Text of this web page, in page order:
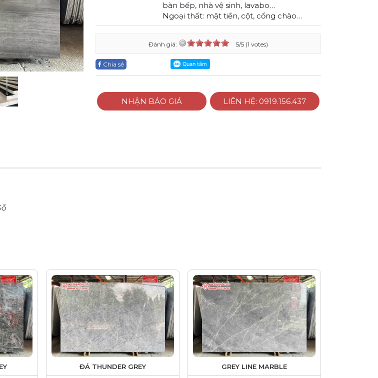
bàn bếp, nhà vệ sinh, lavabo…
Ngoại thất: mặt tiền, cột, cổng chào…
Đánh giá: 5/5 (1 votes)
Chia sẻ
NHẬN BÁO GIÁ LIÊN HỆ: 0919.156.437
ĐÁ THUNDER GREY GREY LINE MARBLE